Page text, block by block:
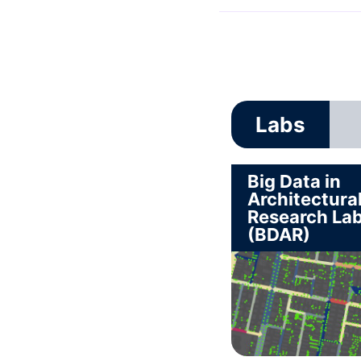
Labs
Big Data in
Research
(BDAR)